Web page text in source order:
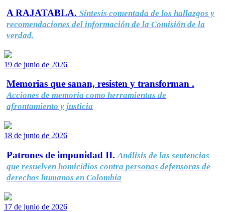
A RAJATABLA. Síntesis comentada de los hallazgos y
recomendaciones del información de la Comisión de la
verdad.
19 de junio de 2026
Memorias que sanan, resisten y transforman .
Acciones de memoria como herramientas de
afrontamiento y justicia
18 de junio de 2026
Patrones de impunidad II. Análisis de las sentencias
que resuelven homicidios contra personas defensoras de
derechos humanos en Colombia
17 de junio de 2026